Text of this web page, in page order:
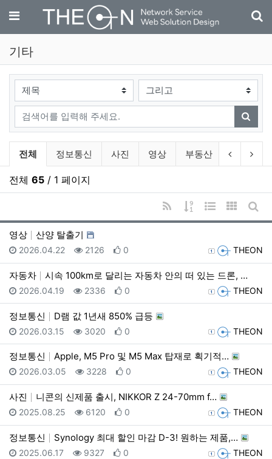
메뉴
기타
검색대상
검색어
검색
기타 분류 목록
전체 정보통신 사진 영상 부동산 자동차
이전 분류
다
전체 65 / 1 페이지
RSS
게시물 정렬
웹진 스타일
갤러리게
영상
산양 탈출기
등록자 THEON
등록일
2026.04.22 조회
2126 추천
0
자동차 시속 100km로 달리는 자동차 안의 떠 있는 드론, …
등록자 THEON
등록일
2026.04.19 조회
2336 추천
0
정보통신 D램 값 1년새 850% 급등
등록자 THEON
등록일
2026.03.15 조회
3020 추천
0
정보통신 Apple, M5 Pro 및 M5 Max 탑재로 획기적…
등록자 THEON
등록일
2026.03.05 조회
3228 추천
0
사진 니콘의 신제품 출시, NIKKOR Z 24-70mm f…
등록자 THEON
등록일
2025.08.25 조회
6120 추천
0
정보통신 Synology 최대 할인 마감 D-3! 원하는 제품,…
등록자 THEON
등록일
2025.06.17 조회
9327 추천
0